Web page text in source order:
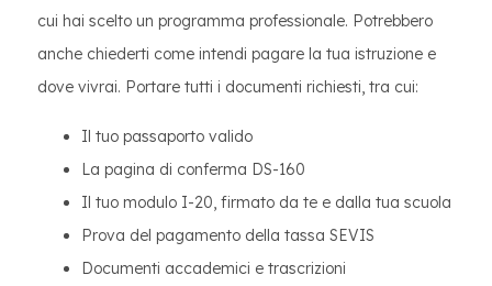
cui hai scelto un programma professionale. Potrebbero
anche chiederti come intendi pagare la tua istruzione e
dove vivrai. Portare tutti i documenti richiesti, tra cui:
Il tuo passaporto valido
La pagina di conferma DS-160
Il tuo modulo I-20, firmato da te e dalla tua scuola
Prova del pagamento della tassa SEVIS
Documenti accademici e trascrizioni